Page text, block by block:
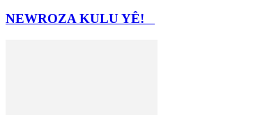
NEWROZA KULU YÊ!